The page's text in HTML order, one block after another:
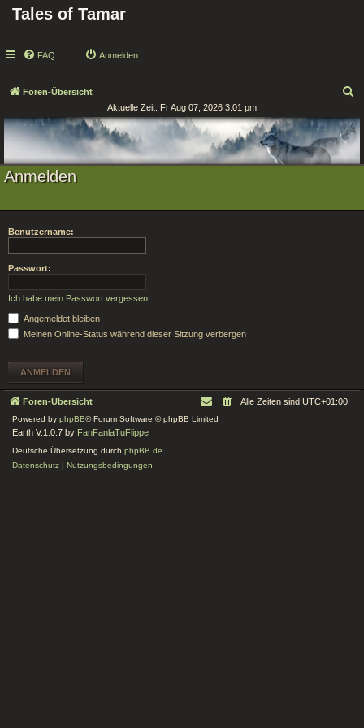
Tales of Tamar
FAQ Anmelden
Foren-Übersicht
c
e
Aktuelle Zeit: Fr Aug 07, 2026 3:01 pm
Anmelden
Benutzername:
Passwort:
Ich habe mein Passwort vergessen
Angemeldet bleiben
Meinen Online-Status während dieser Sitzung verbergen
Foren-Übersicht Alle Zeiten sind UTC+01:00
Powered by phpBB® Forum Software © phpBB Limited
Earth V.1.0.7 by FanFanlaTuFlippe
Deutsche Übersetzung durch phpBB.de
Datenschutz | Nutzungsbedingungen